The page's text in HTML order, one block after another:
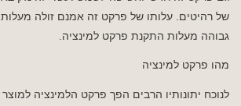
של רהיטים. עלותו של פרקט זה אמנם זולה
גבוהה מעלות התקנת פרקט למינציה.
מהו פרקט למינציה
לנוכח יתונותיו הרבים הפך פרקט הלמינציה